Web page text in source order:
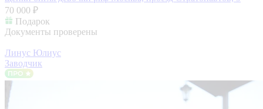
70 000 ₽
Подарок
Документы проверены
Линус Юлиус
Заводчик